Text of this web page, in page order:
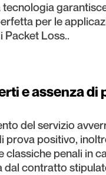
tecnologia
per le
Packet Loss..
e assenza di
del servizio
prova positivo,
classiche penali in
dal contratto